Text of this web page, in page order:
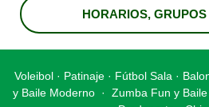
HORARIOS,
Voleibol · Patinaje · Fútbol Sala ·
y Baile Moderno· Zumba Fun y